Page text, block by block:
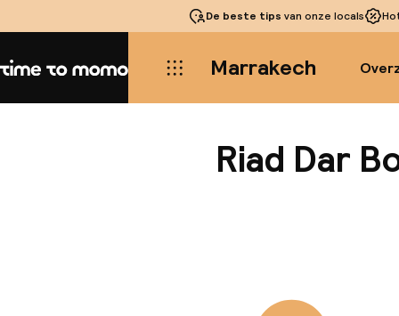
De beste tips van onze locals
Home Marrakech
Riad Dar